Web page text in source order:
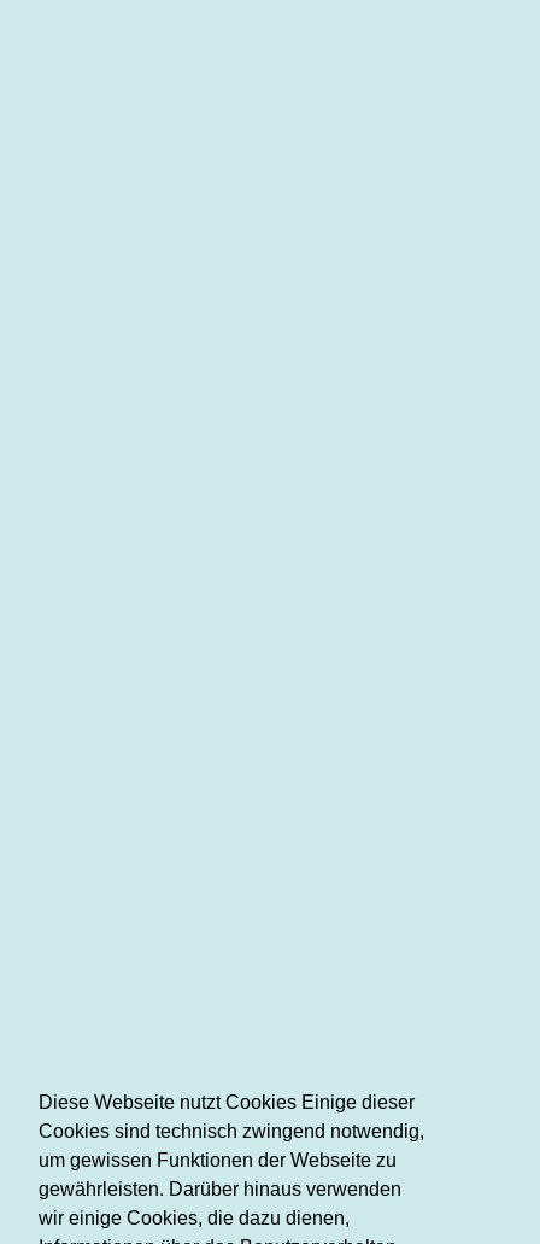
Diese Webseite nutzt Cookies Einige dieser
Cookies sind technisch zwingend notwendig,
um gewissen Funktionen der Webseite zu
gewährleisten. Darüber hinaus verwenden
wir einige Cookies, die dazu dienen,